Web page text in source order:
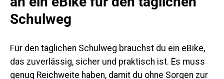
Schulweg
Für den täglichen Schulweg brauchst du ein eBike,
das zuverlässig, sicher und praktisch ist. Es muss
genug Reichweite haben, damit du ohne Sorgen zur